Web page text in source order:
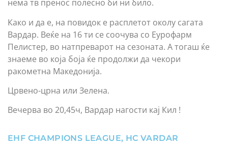
нема тв пренос полесно би ни било.
Како и да е, на повидок е расплетот околу сагата
Вардар. Веќе на 16 ти се соочува со Еурофарм
Пелистер, во натпреварот на сезоната. А тогаш ќе
знаеме во која боја ќе продолжи да чекори
ракометна Македонија.
Црвено-црна или Зелена.
Вечерва во 20,45ч, Вардар нагости кај Кил !
EHF CHAMPIONS LEAGUE, HC VARDAR